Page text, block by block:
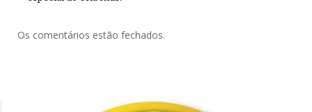
Os comentários estão fechados.